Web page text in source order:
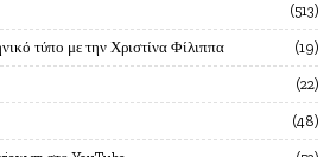
513
τύπο με την Χριστίνα Φίλιππα 19
22
48